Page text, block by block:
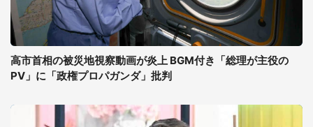
高市首相の被災地視察動画が炎上 BGM付き「総理が主役の
PV」に「政権プロパガンダ」批判